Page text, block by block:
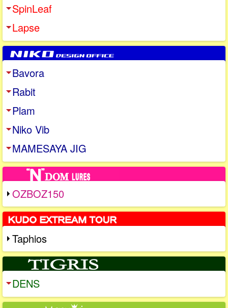
SpinLeaf
Lapse
Bavora
Rabit
Plam
Niko Vib
MAMESAYA JIG
OZBOZ150
Taphios
DENS